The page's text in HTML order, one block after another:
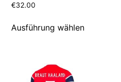
€32.00
Ausführung wählen